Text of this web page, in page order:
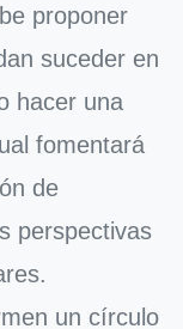
proponer
suceder en
hacer una
fomentará
de
perspectivas
un círculo